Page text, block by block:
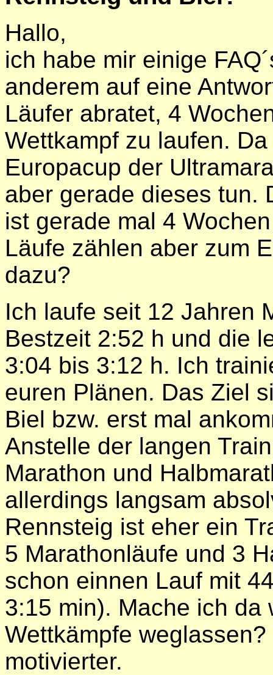
Hallo,
ich habe mir einige
anderem auf eine
Läufer abratet, 4
Wettkampf zu laufen.
Europacup der
aber gerade dieses tun.
ist gerade mal 4
Läufe zählen aber zum
dazu?
Ich laufe seit 12 Jahren
Bestzeit 2:52 h und die
3:04 bis 3:12 h. Ich
euren Plänen. Das Ziel
Biel bzw. erst mal
Anstelle der langen
Marathon und
allerdings langsam
Rennsteig ist eher ein
5 Marathonläufe und 3
schon einnen Lauf mit
3:15 min). Mache ich
Wettkämpfe
motivierter.